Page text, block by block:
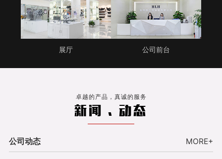
展厅 公司前台
卓越的产品，真诚的服务
新闻 . 动态
公司动态 MORE+